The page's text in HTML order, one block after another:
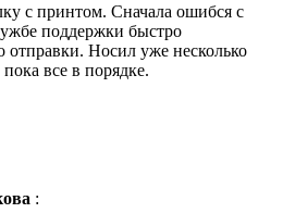
с принтом. Сначала ошибся с
поддержки быстро
отправки. Носил уже несколько
все в порядке.
: